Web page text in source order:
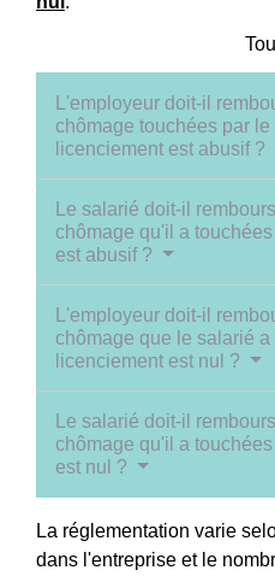
L'employeur doit-il
chômage touchées par
licenciement est abusif ?
Le salarié doit-il
chômage qu'il a
est abusif ?
L'employeur doit-il
chômage que le salarié
licenciement est nul ?
Le salarié doit-il
chômage qu'il a
est nul ?
La réglementation varie
dans l'entreprise et le